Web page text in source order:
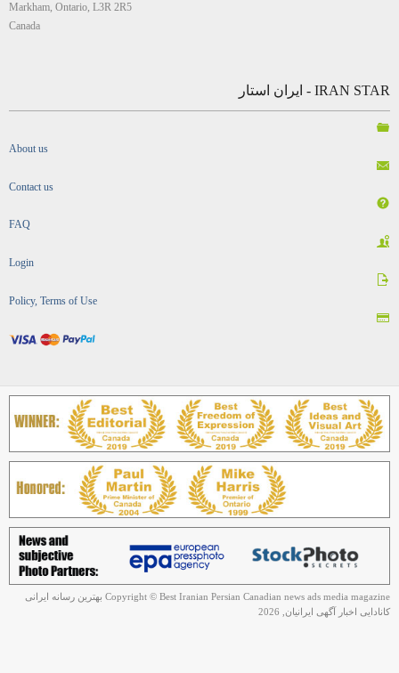
Markham, Ontario, L3R 2R5
Canada
IRAN STAR - ایران استار
About us
Contact us
FAQ
Login
Policy, Terms of Use
Copyright © Best Iranian Persian Canadian news ads media magazine بهترین رسانه ایرانی
کانادایی اخبار آگهی ایرانیان, 2026